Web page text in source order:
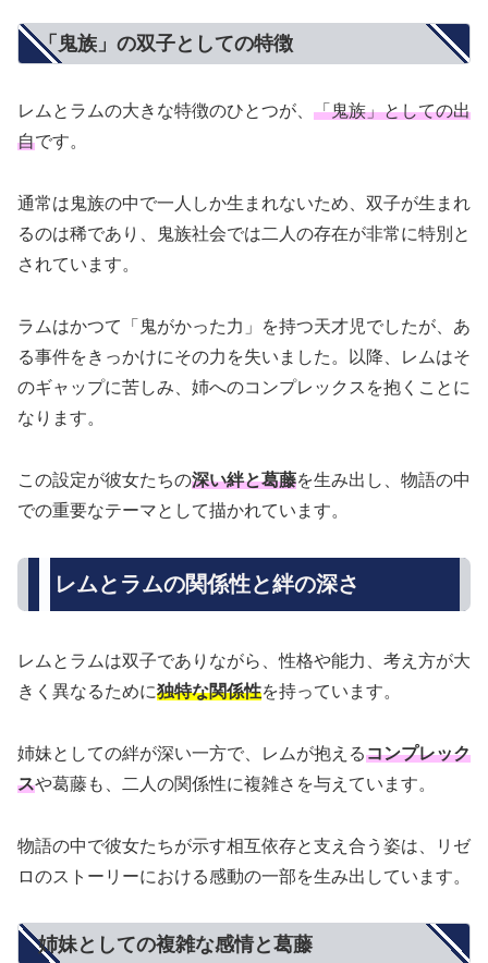
「鬼族」の双子としての特徴
レムとラムの大きな特徴のひとつが、 「鬼族」としての出
自です。
通常は鬼族の中で一人しか生まれないため、双子が生まれ
るのは稀であり、鬼族社会では二人の存在が非常に特別と
されています。
ラムはかつて「鬼がかった力」を持つ天才児でしたが、あ
る事件をきっかけにその力を失いました。以降、レムはそ
のギャップに苦しみ、姉へのコンプレックスを抱くことに
なります。
この設定が彼女たちの深い絆と葛藤を生み出し、物語の中
での重要なテーマとして描かれています。
レムとラムの関係性と絆の深さ
レムとラムは双子でありながら、性格や能力、考え方が大
きく異なるために独特な関係性を持っています。
姉妹としての絆が深い一方で、レムが抱えるコンプレック
スや葛藤も、二人の関係性に複雑さを与えています。
物語の中で彼女たちが示す相互依存と支え合う姿は、リゼ
ロのストーリーにおける感動の一部を生み出しています。
姉妹としての複雑な感情と葛藤